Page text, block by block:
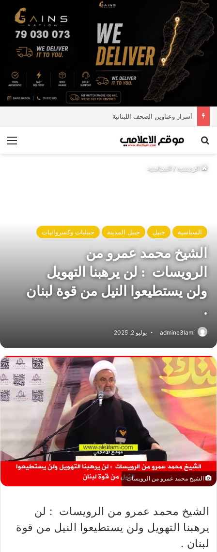
أسرار وعناوين الصحف اللبنانية
بحث عن
الرئيسية/ السياسية
السياسية جبيل جبيل المدينة جبيليات وكسروانيات
الشيخ محمد عمرو من
الرويسات : لن يرهبنا التهويل
ولن يستطيعوا النيل من قوة لبنان
.
admine3lami يوليو 2, 2025
الشيخ محمد عمرو من الرويسات
الشيخ محمد عمرو من الرويسات : لن
يرهبنا التهويل ولن يستطيعوا النيل من قوة
لبنان .